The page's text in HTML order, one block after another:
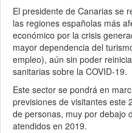
El presidente de Canarias se
las regiones españolas más
económico por la crisis
mayor dependencia del
empleo), aún sin poder
sanitarias sobre la COVID-19.
Este sector se pondrá en
previsiones de visitantes este
de personas, muy por debajo
atendidos en 2019.